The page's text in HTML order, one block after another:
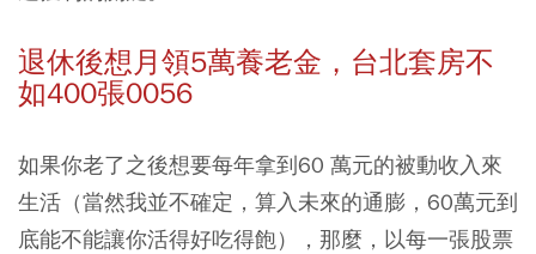
退休後想月領5萬養老金，台北套房不
如400張0056
如果你老了之後想要每年拿到60 萬元的被動收入來
生活（當然我並不確定，算入未來的通膨，60萬元到
底能不能讓你活得好吃得飽），那麼，以每一張股票